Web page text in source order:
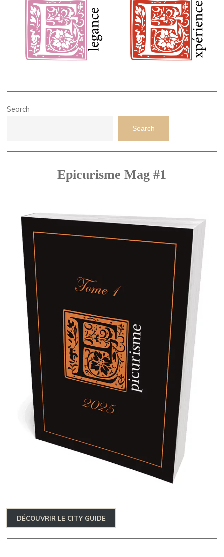
Search
Search
Epicurisme Mag #1
DÉCOUVRIR LE CITY GUIDE